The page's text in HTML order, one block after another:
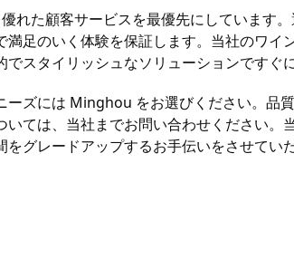
れた顧客サービスを最優先にしています
満足のいく体験を保証します。当社のワイ
でスタイリッシュなソリューションですぐ
ーズには Minghou をお選びください。品
いては、当社までお問い合わせください。
をグレードアップするお手伝いをさせてい